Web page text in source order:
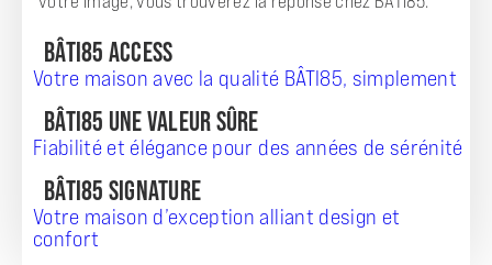
BÂTI85 ACCESS
Votre maison avec la qualité BÂTI85, simplement
BÂTI85 UNE VALEUR SÛRE
Fiabilité et élégance pour des années de sérénité
BÂTI85 SIGNATURE
Votre maison d’exception alliant design et
confort